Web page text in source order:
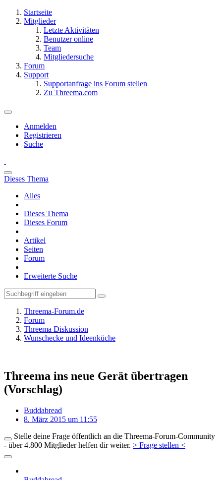
Startseite
Mitglieder
Letzte Aktivitäten
Benutzer online
Team
Mitgliedersuche
Forum
Support
Supportanfrage ins Forum stellen
Zu Threema.com
Anmelden
Registrieren
Suche
Dieses Thema
Alles
Dieses Thema
Dieses Forum
Artikel
Seiten
Forum
Erweiterte Suche
Threema-Forum.de
Forum
Threema Diskussion
Wunschecke und Ideenküche
Threema ins neue Gerät übertragen
(Vorschlag)
Buddabread
8. März 2015 um 11:55
Stelle deine Frage öffentlich an die Threema-Forum-Community
- über 4.800 Mitglieder helfen dir weiter. > Frage stellen <